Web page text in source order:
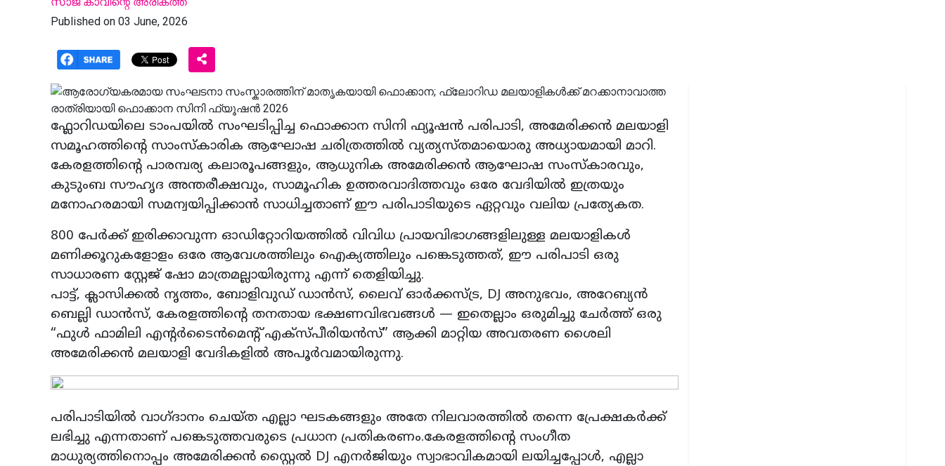
Published on 03 June, 2026
ഫ്ലോറിഡയിലെ ടാംപയിൽ സംഘടിപ്പിച്ച ഫൊക്കാന സിനി ഫ്യൂഷൻ പരിപാടി, അമേരിക്കൻ മലയാളി
സമൂഹത്തിന്റെ സാംസ്കാരിക ആഘോഷ ചരിത്രത്തിൽ വ്യത്യസ്തമായൊരു അധ്യായമായി മാറി.
കേരളത്തിന്റെ പാരമ്പര്യ കലാരൂപങ്ങളും, ആധുനിക അമേരിക്കൻ ആഘോഷ സംസ്കാരവും,
കുടുംബ സൗഹൃദ അന്തരീക്ഷവും, സാമൂഹിക ഉത്തരവാദിത്തവും ഒരേ വേദിയിൽ ഇത്രയും
മനോഹരമായി സമന്വയിപ്പിക്കാൻ സാധിച്ചതാണ് ഈ പരിപാടിയുടെ ഏറ്റവും വലിയ പ്രത്യേകത.
800 പേർക്ക് ഇരിക്കാവുന്ന ഓഡിറ്റോറിയത്തിൽ വിവിധ പ്രായവിഭാഗങ്ങളിലുള്ള മലയാളികൾ
മണിക്കൂറുകളോളം ഒരേ ആവേശത്തിലും ഐക്യത്തിലും പങ്കെടുത്തത്, ഈ പരിപാടി ഒരു
സാധാരണ സ്റ്റേജ് ഷോ മാത്രമല്ലായിരുന്നു എന്ന് തെളിയിച്ചു.
പാട്ട്, ക്ലാസിക്കൽ നൃത്തം, ബോളിവുഡ് ഡാൻസ്, ലൈവ് ഓർക്കസ്ട്ര, DJ അനുഭവം, അറേബ്യൻ
ബെല്ലി ഡാൻസ്, കേരളത്തിന്റെ തനതായ ഭക്ഷണവിഭവങ്ങൾ — ഇതെല്ലാം ഒരുമിച്ചു ചേർത്ത് ഒരു
“ഫുൾ ഫാമിലി എന്റർടൈൻമെന്റ് എക്സ്പീരിയൻസ്” ആക്കി മാറ്റിയ അവതരണ ശൈലി
അമേരിക്കൻ മലയാളി വേദികളിൽ അപൂർവമായിരുന്നു.
പരിപാടിയിൽ വാഗ്ദാനം ചെയ്ത എല്ലാ ഘടകങ്ങളും അതേ നിലവാരത്തിൽ തന്നെ പ്രേക്ഷകർക്ക്
ലഭിച്ചു എന്നതാണ് പങ്കെടുത്തവരുടെ പ്രധാന പ്രതികരണം.കേരളത്തിന്റെ സംഗീത
മാധുര്യത്തിനൊപ്പം അമേരിക്കൻ സ്റ്റൈൽ DJ എനർജിയും സ്വാഭാവികമായി ലയിച്ചപ്പോൾ, എല്ലാ